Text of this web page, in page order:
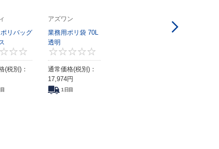
0
リバッグ
0
(税別)：
アズワン
業務用ポリ袋 70L
透明
通常価格(税別)：
17,974円
1日目